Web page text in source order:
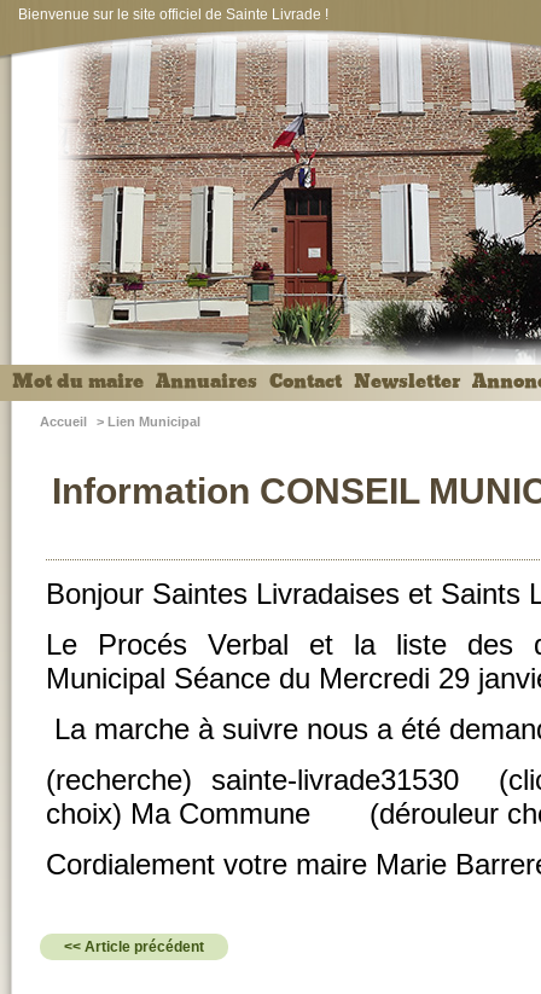
Bienvenue sur le site officiel de Sainte Livrade !
Mot du maire Annuaires Contact Newsletter
Accueil > Lien Municipal
Information CONSEIL
Bonjour Saintes Livradaises et Saints
Le Procés Verbal et la liste des
Municipal Séance du Mercredi 29
La marche à suivre nous a été
(recherche) sainte-livrade31530
choix) Ma Commune (dérouleur
Cordialement votre maire Marie
<< Article précédent